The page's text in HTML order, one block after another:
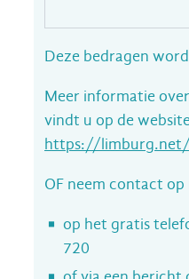
Deze bedragen
Meer informatie
vindt u op de
https://limburg.net/
OF neem contact
op het gratis
720